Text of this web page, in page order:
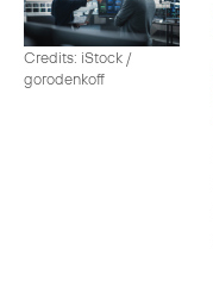
Credits: iStock /
gorodenkoff